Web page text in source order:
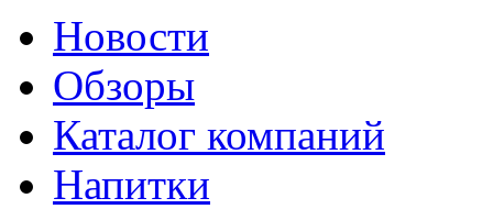
Новости
Обзоры
Каталог компаний
Напитки